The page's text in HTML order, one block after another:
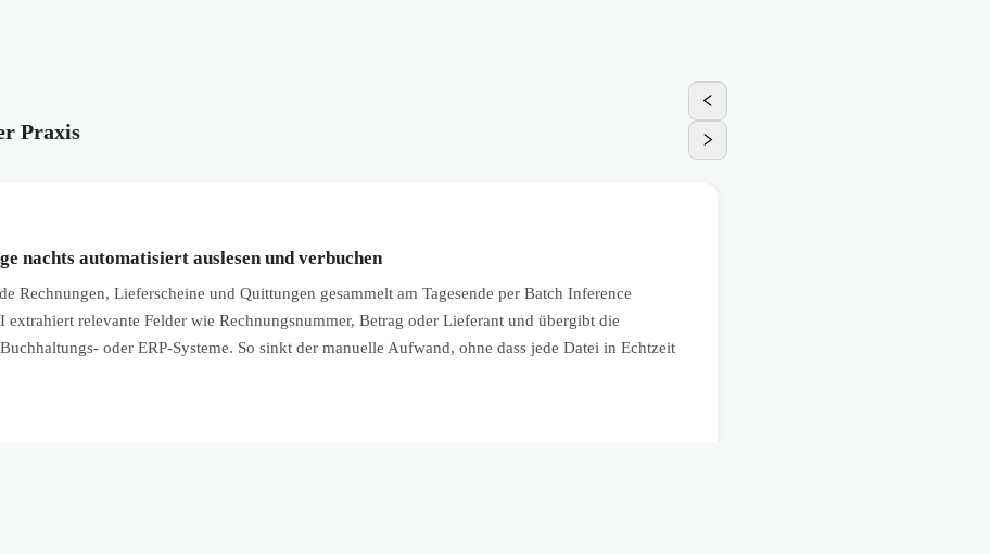
Praxis
nachts automatisiert auslesen und verbuchen
Rechnungen, Lieferscheine und Quittungen gesammelt am Tagesende per Batch Inference
extrahiert relevante Felder wie Rechnungsnummer, Betrag oder Lieferant und übergibt die
oder ERP-Systeme. So sinkt der manuelle Aufwand, ohne dass jede Datei in Echtzeit